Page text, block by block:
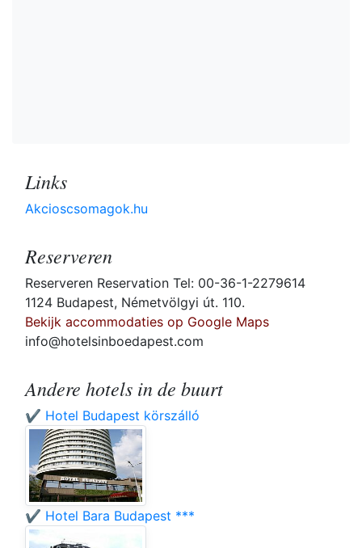
Links
Akcioscsomagok.hu
Reserveren
Reserveren Reservation Tel: 00-36-1-2279614
1124 Budapest, Németvölgyi út. 110.
Bekijk accommodaties op Google Maps
info@hotelsinboedapest.com
Andere hotels in de buurt
✔️ Hotel Budapest körszálló
✔️ Hotel Bara Budapest ***